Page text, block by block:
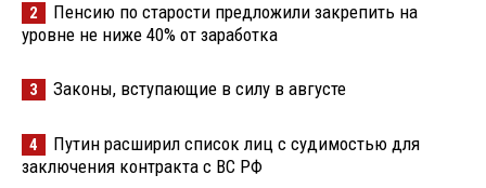
2
Пенсию по старости предложили закрепить на
уровне не ниже 40% от заработка
3 Законы, вступающие в силу в августе
4
Путин расширил список лиц с судимостью для
заключения контракта с ВС РФ